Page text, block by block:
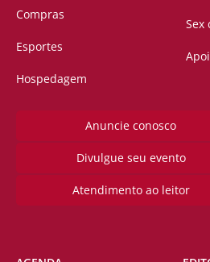
Compras
Esportes
Hospedagem
Sex
Anuncie conosco
Divulgue seu evento
Atendimento ao leitor